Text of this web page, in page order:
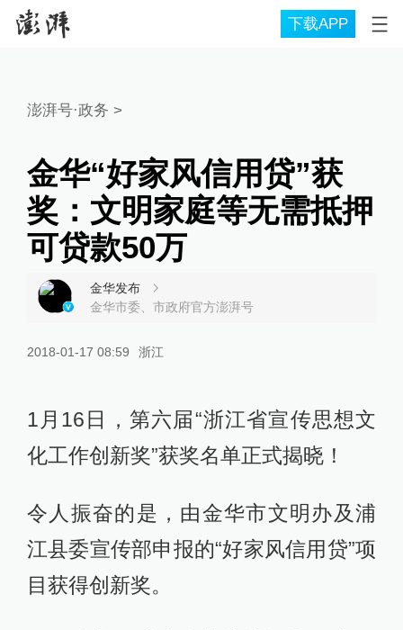
下载APP
澎湃号·政务 >
金华“好家风信用贷”获
奖：文明家庭等无需抵押
可贷款50万
金华发布
金华市委、市政府官方澎湃号
2018-01-17 08:59 浙江
1月16日，第六届“浙江省宣传思想文
化工作创新奖”获奖名单正式揭晓！
令人振奋的是，由金华市文明办及浦
江县委宣传部申报的“好家风信用贷”项
目获得创新奖。